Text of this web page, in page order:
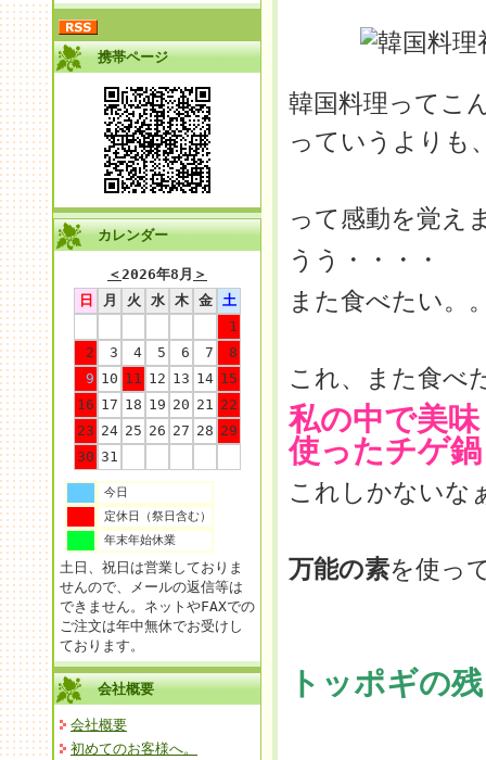
携帯ページ
カレンダー
＜2026年8月 ＞
日
月 火 水 木 金
土
1
2
3 4 5 6 7
8
9 10 11 12 13 14 15
16 17 18 19 20 21 22
23 24 25 26 27 28 29
30 31
今日
定休日（祭日含む）
年末年始休業
土日、祝日は営業しておりま
せんので、メールの返信等は
できません。ネットやFAXでの
ご注文は年中無休でお受けし
ております。
会社概要
会社概要
初めてのお客様へ。
韓国料理ってこ
っていうよりも
って感動を覚え
うう・・・・
また食べたい。
これ、また食べ
私の中で美
使ったチゲ
これしかないな
万能の素を使っ
トッポギの